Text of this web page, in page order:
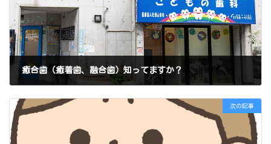
癒合歯（癒着歯、融合歯）知ってますか？
次の記事